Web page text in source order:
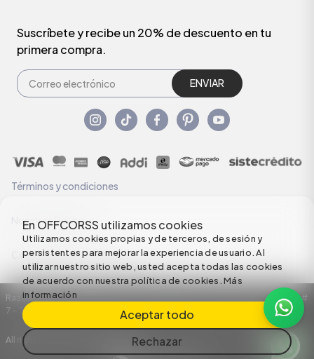
En OFFCORSS utilizamos cookies
Utilizamos cookies propias y de terceros, de sesión y
persistentes para mejorar la experiencia de usuario. Al
utilizar nuestro sitio web, usted acepta todas las cookies
de acuerdo con nuestra política de cookies.Más
información
Aceptar todo
Rechazar
Suscríbete y recibe un 20% de descuento en tu
primera compra.
ENVIAR
Términos y condiciones
Nuestras Políticas
Configuración de Cookies
Razón Social: C.I HERMECO S.A. NIT: 890924167-6 Dirección: Carrera 50 #
7 – 35
All rights reserved empowered by